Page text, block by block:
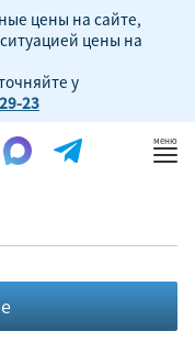
цены на сайте,
цены на
у
23